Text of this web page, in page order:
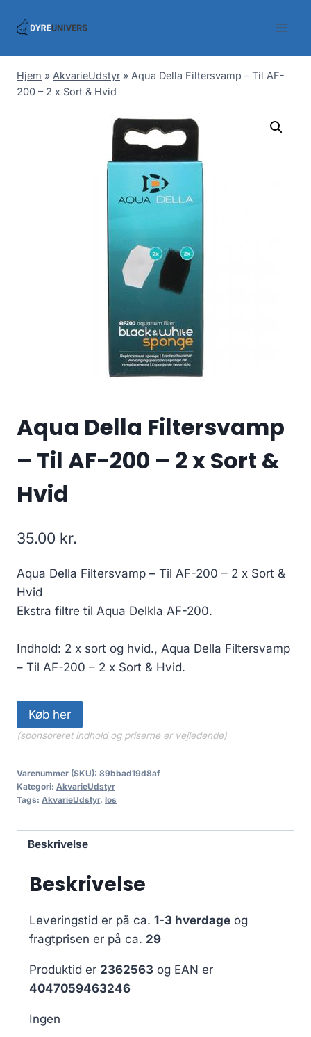
Hjem » AkvarieUdstyr » Aqua Della Filtersvamp – Til AF-
200 – 2 x Sort & Hvid
Aqua Della Filtersvamp
– Til AF-200 – 2 x Sort &
Hvid
35.00 kr.
Aqua Della Filtersvamp – Til AF-200 – 2 x Sort &
Hvid
Ekstra filtre til Aqua Delkla AF-200.
Indhold: 2 x sort og hvid., Aqua Della Filtersvamp
– Til AF-200 – 2 x Sort & Hvid.
Køb her
(sponsoreret indhold og priserne er vejledende)
Varenummer (SKU): 89bbad19d8af
Kategori: AkvarieUdstyr
Tags: AkvarieUdstyr, los
Beskrivelse
Beskrivelse
Leveringstid er på ca. 1-3 hverdage og
fragtprisen er på ca. 29
Produktid er 2362563 og EAN er
4047059463246
Ingen